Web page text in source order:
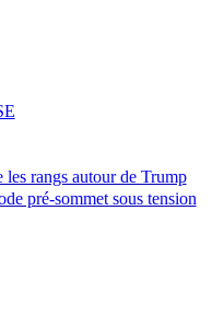
les rangs autour de Trump
pré-sommet sous tension